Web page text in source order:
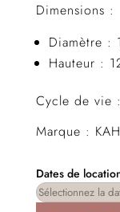
Dimensions :
Diamètre :
Hauteur :
Cycle de vie
Marque :
Dates de